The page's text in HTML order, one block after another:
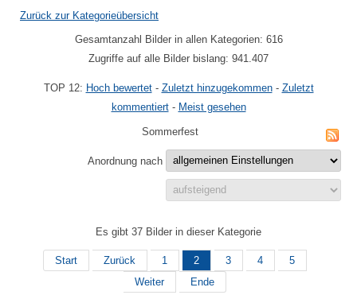
Zurück zur Kategorieübersicht
Gesamtanzahl Bilder in allen Kategorien: 616
Zugriffe auf alle Bilder bislang: 941.407
TOP 12: Hoch bewertet- Zuletzt hinzugekommen- Zuletzt
kommentiert- Meist gesehen
Sommerfest
Anordnung nach
Es gibt 37 Bilder in dieser Kategorie
Start Zurück 1 2 3 4
5
Weiter
Ende